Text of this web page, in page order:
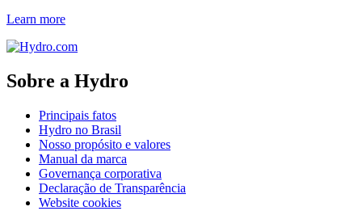
Learn more
Sobre a Hydro
Principais fatos
Hydro no Brasil
Nosso propósito e valores
Manual da marca
Governança corporativa
Declaração de Transparência
Website cookies